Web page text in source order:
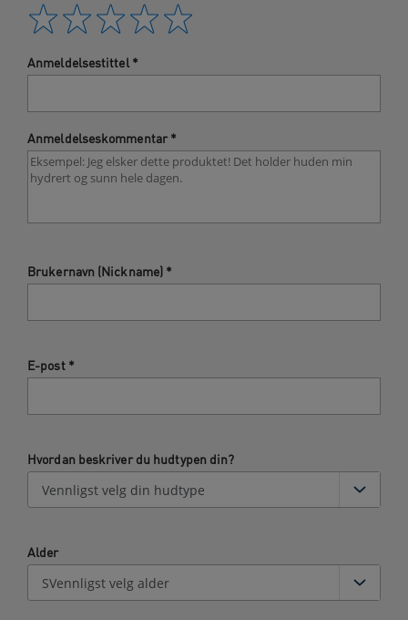
Anmeldelsestittel *
Anmeldelseskommentar*
Brukernavn (Nickname) *
E-post *
Hvordan beskriver du hudtypen din?
Alder